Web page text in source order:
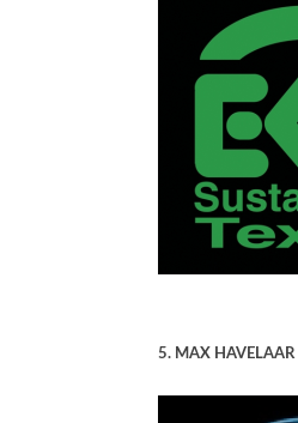
5. MAX HAVELAAR